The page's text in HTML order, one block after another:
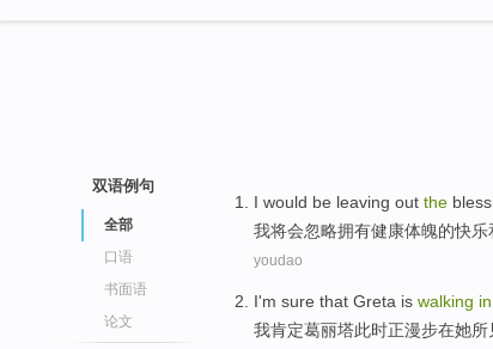
双语例句
全部
口语
书面语
论文
I would be leaving out the
我将会忽略拥有健康体魄的快乐
youdao
I'm sure that Greta is walking in
我肯定葛丽塔此时正漫步在她所